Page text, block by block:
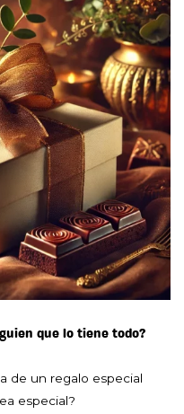
que lo tiene todo?
de un regalo especial
especial?